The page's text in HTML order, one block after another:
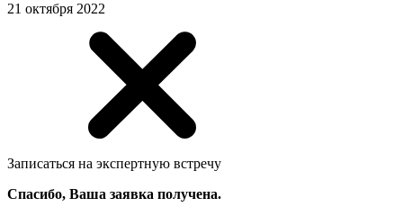
21 октября 2022
Записаться на экспертную встречу
Спасибо, Ваша заявка получена.